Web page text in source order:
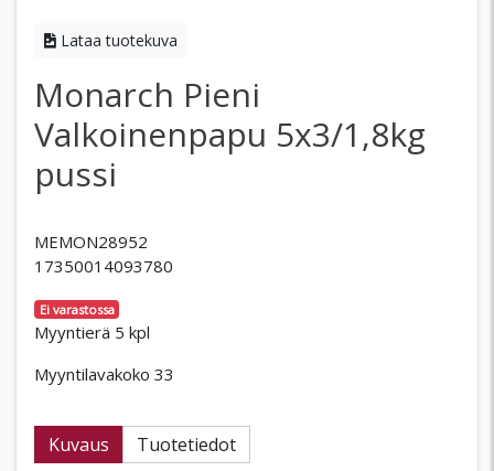
Lataa tuotekuva
Monarch Pieni
Valkoinenpapu 5x3/1,8kg
pussi
MEMON28952
17350014093780
Ei varastossa
Myyntierä 5 kpl
Myyntilavakoko 33
Kuvaus Tuotetiedot